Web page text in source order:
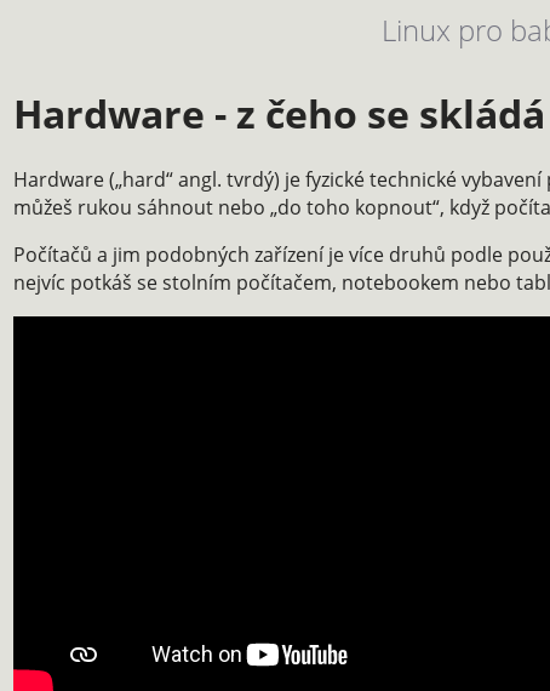
Linux pro
Hardware - z čeho se
Hardware („hard“ angl. tvrdý) je fyzické technické
můžeš rukou sáhnout nebo „do toho kopnout“, když
Počítačů a jim podobných zařízení je více druhů podle
nejvíc potkáš se stolním počítačem, notebookem nebo